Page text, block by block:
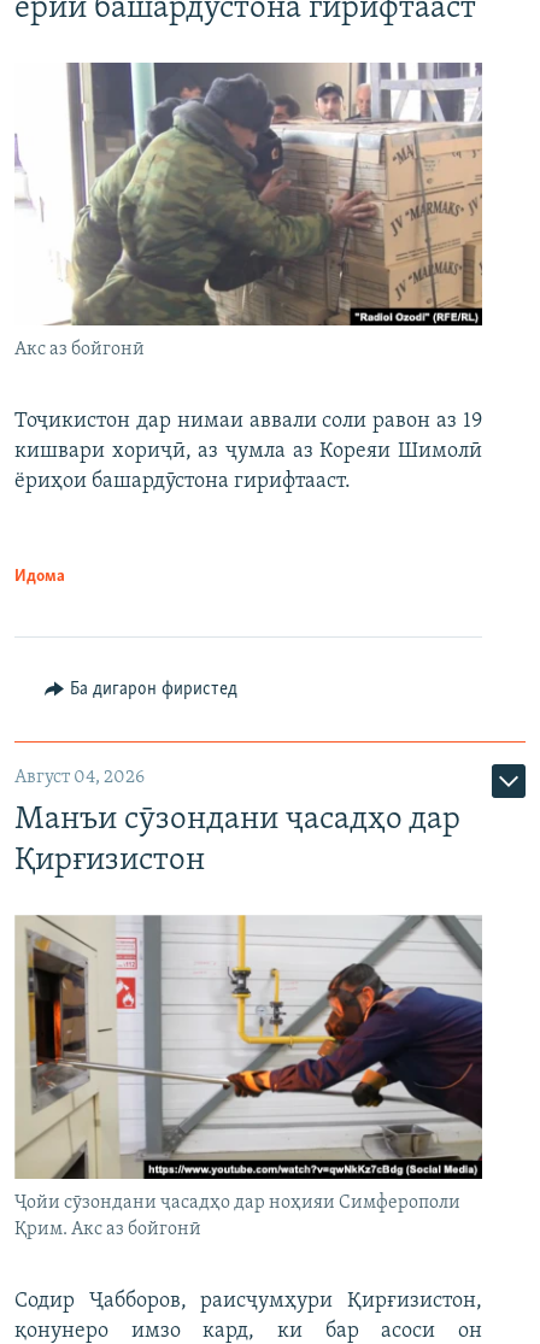
ёрии башардӯстона гирифтааст
Акс аз бойгонӣ
Тоҷикистон дар нимаи аввали соли равон аз 19
кишвари хориҷӣ, аз ҷумла аз Кореяи Шимолӣ
ёриҳои башардӯстона гирифтааст.
Идома
Ба дигарон фиристед
Август 04, 2026
Манъи сӯзондани ҷасадҳо дар
Қирғизистон
Ҷойи сӯзондани ҷасадҳо дар ноҳияи Симферополи
Қрим. Акс аз бойгонӣ
Содир Ҷабборов, раисҷумҳури Қирғизистон,
қонунеро имзо кард, ки бар асоси он